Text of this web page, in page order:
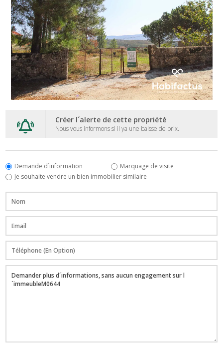
Créer l´alerte de cette propriété
Nous vous informons si il ya une baisse de prix.
Demande d´information
Marquage de visite
Je souhaite vendre un bien immobilier similaire